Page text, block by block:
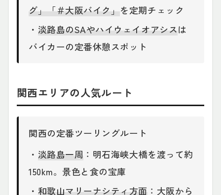
グ」「＃大阪バイク」 を定期チェック
・ 淡路島のSAやハイウェイオアシスは
バイカーの定番休憩スポット
関西エリアの人気ルート
関西の定番ツーリングルート
・ 淡路島一周 ：明石海峡大橋を渡って約
150km。景色と食の宝庫
・ 和歌山マリーナシティ方面 ：大阪から